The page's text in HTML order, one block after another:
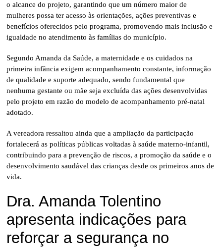
o alcance do projeto, garantindo que um número maior de
mulheres possa ter acesso às orientações, ações preventivas e
benefícios oferecidos pelo programa, promovendo mais inclusão e
igualdade no atendimento às famílias do município.
Segundo Amanda da Saúde, a maternidade e os cuidados na
primeira infância exigem acompanhamento constante, informação
de qualidade e suporte adequado, sendo fundamental que
nenhuma gestante ou mãe seja excluída das ações desenvolvidas
pelo projeto em razão do modelo de acompanhamento pré-natal
adotado.
A vereadora ressaltou ainda que a ampliação da participação
fortalecerá as políticas públicas voltadas à saúde materno-infantil,
contribuindo para a prevenção de riscos, a promoção da saúde e o
desenvolvimento saudável das crianças desde os primeiros anos de
vida.
Dra. Amanda Tolentino
apresenta indicações para
reforçar a segurança no